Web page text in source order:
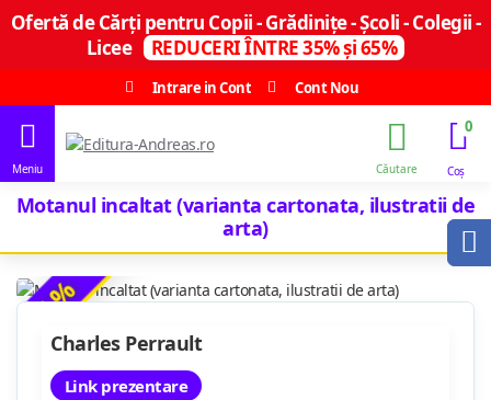
Ofertă de Cărți pentru Copii - Grădinițe - Școli - Colegii -
Licee
REDUCERI ÎNTRE 35% și 65%
Intrare in Cont
Cont Nou
0
Motanul incaltat (varianta cartonata, ilustratii de
arta)
-35 %Charles Perrault
Link prezentare